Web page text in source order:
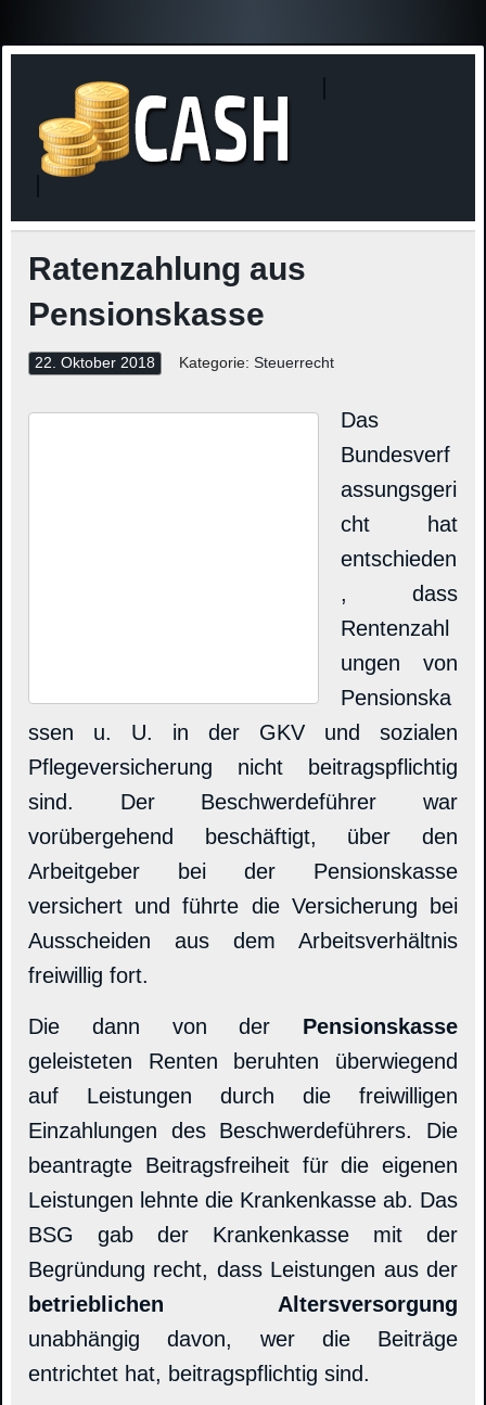
Ratenzahlung aus
Pensionskasse
22. Oktober 2018 Kategorie: Steuerrecht
Das
Bundesverf
assungsgeri
cht hat
entschieden
, dass
Rentenzahl
ungen von
Pensionska
ssen u. U. in der GKV und sozialen
Pflegeversicherung nicht beitragspflichtig
sind. Der Beschwerdeführer war
vorübergehend beschäftigt, über den
Arbeitgeber bei der Pensionskasse
versichert und führte die Versicherung bei
Ausscheiden aus dem Arbeitsverhältnis
freiwillig fort.
Die dann von der Pensionskasse
geleisteten Renten beruhten überwiegend
auf Leistungen durch die freiwilligen
Einzahlungen des Beschwerdeführers. Die
beantragte Beitragsfreiheit für die eigenen
Leistungen lehnte die Krankenkasse ab. Das
BSG gab der Krankenkasse mit der
Begründung recht, dass Leistungen aus der
betrieblichen Altersversorgung
unabhängig davon, wer die Beiträge
entrichtet hat, beitragspflichtig sind.